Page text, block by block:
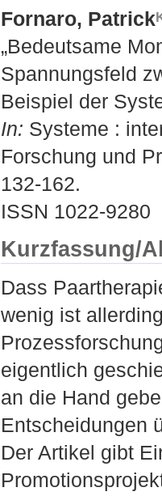
Fornaro, Patrick
„Bedeutsame
Spannungsfeld
Beispiel der
In: Systeme :
Forschung und
132-162.
ISSN 1022-9280
Kurzfassung/
Dass
wenig ist
eigentlich
an die Hand
Entscheidungen
Der Artikel gibt